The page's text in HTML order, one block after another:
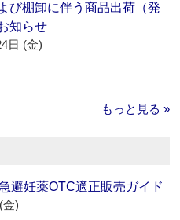
び棚卸に伴う商品出荷（発
知らせ
日 (金)
もっと見る »
避妊薬OTC適正販売ガイド
金)